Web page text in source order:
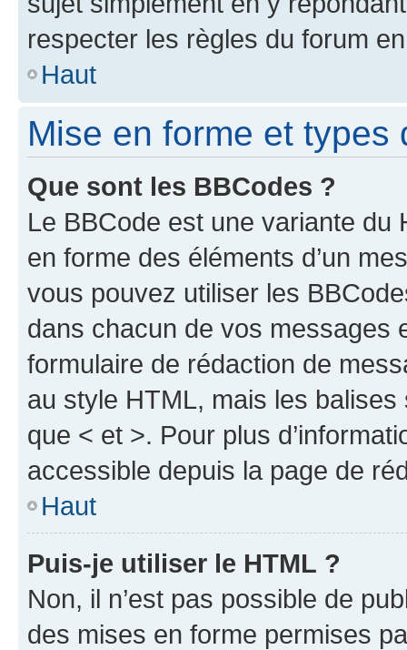
respecter les règles du forum
Haut
Mise en forme et types
Que sont les BBCodes ?
Le BBCode est une variante du
en forme des éléments d’un
vous pouvez utiliser les
dans chacun de vos messages
formulaire de rédaction de
au style HTML, mais les
que < et >. Pour plus
accessible depuis la page de
Haut
Puis-je utiliser le HTML ?
Non, il n’est pas possible de
des mises en forme permises